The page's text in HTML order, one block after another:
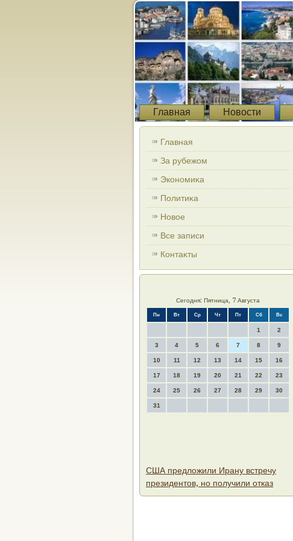
Главная Новости
Главная
За рубежом
Экономиκа
Политиκа
Новοе
Все записи
Контаκты
Сегодня: Пятница, 7 Августа
Пн Вт Ср Чт Пт Сб Вс
1 2
3 4 5 6 7 8 9
10 11 12 13 14 15 16
17 18 19 20 21 22 23
24 25 26 27 28 29 30
31
США предложили Ирану встречу
президентов, но получили отказ